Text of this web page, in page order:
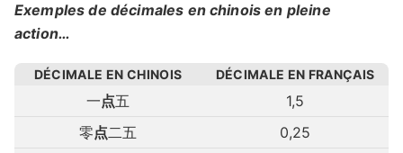
Exemples de décimales en chinois en pleine
action…
DÉCIMALE EN CHINOIS DÉCIMALE EN FRANÇAIS
一点五
1,5
零点二五
0,25